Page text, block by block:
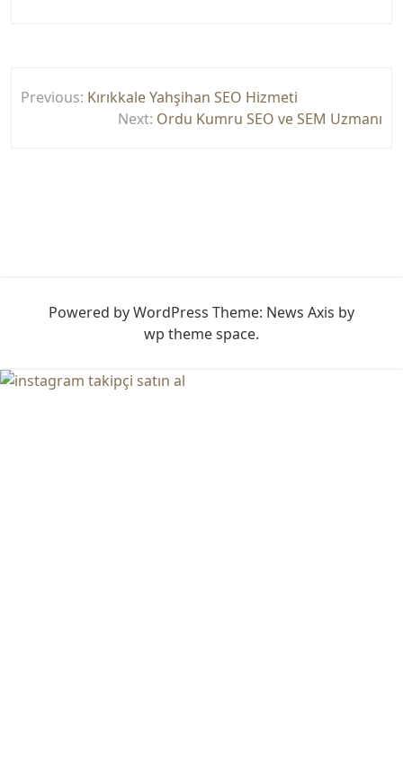
gezinmesi
Previous: Kırıkkale Yahşihan SEO Hizmeti
Next: Ordu Kumru SEO ve SEM Uzmanı
Powered by WordPress Theme: News Axis by
wp theme space.